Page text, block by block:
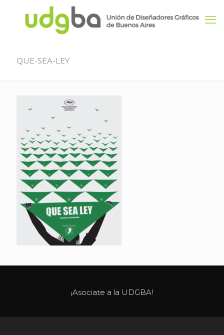
QUE-SEA-LEY
¡Asociate a la UDGBA!